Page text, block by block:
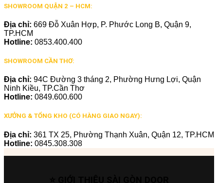
SHOWROOM QUẬN 2 – HCM:
Địa chỉ: 669 Đỗ Xuân Hợp, P. Phước Long B, Quận 9,
TP.HCM
Hotline: 0853.400.400
SHOWROOM CẦN THƠ:
Địa chỉ: 94C Đường 3 tháng 2, Phường Hưng Lợi, Quận
Ninh Kiều, TP.Cần Thơ
Hotline: 0849.600.600
XƯỞNG & TỔNG KHO (CÓ HÀNG GIAO NGAY):
Địa chỉ: 361 TX 25, Phường Thạnh Xuân, Quận 12, TP.HCM
Hotline: 0845.308.308